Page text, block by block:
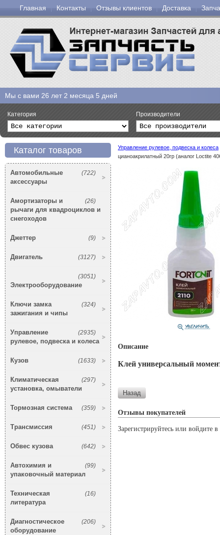
Главная Контакты Отзывы клиентов Доставка
Мы с вами 26 лет 2 месяца 5 дней
Категория Производители
Каталог товаров
(722)
Автомобильные
аксессуары
(26)
Амортизаторы и
рычаги для квадроциклов и
снегоходов
(9)
Джеттер
(3127)
Двигатель
(3051)
Электрооборудование
(324)
Ключи замка
зажигания и чипы
(2935)
Управление
рулевое, подвеска и колеса
(1633)
Кузов
(297)
Климатическая
установка, омыватели
(359)
Тормозная система
(451)
Трансмиссия
(642)
Обвес кузова
(99)
Автохимия и
упаковочный материал
(16)
Техническая
литература
(206)
Диагностическое
оборудование
Управление рулевое, подвеска и колеса
цианоакрилатный 20гр (аналог Loctite
Описание
Клей универсальный
Отзывы покупателей
Зарегистрируйтесь или войдите